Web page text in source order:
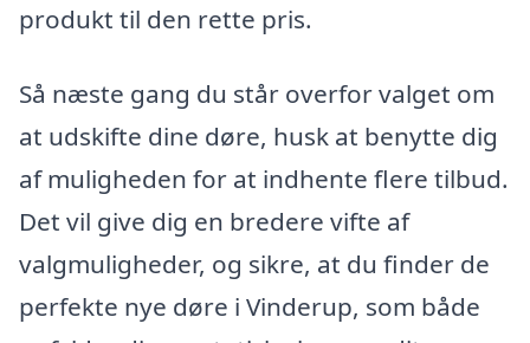
produkt til den rette pris.
Så næste gang du står overfor valget om
at udskifte dine døre, husk at benytte dig
af muligheden for at indhente flere tilbud.
Det vil give dig en bredere vifte af
valgmuligheder, og sikre, at du finder de
perfekte nye døre i Vinderup, som både